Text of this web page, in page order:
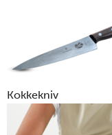
Kokkekniv